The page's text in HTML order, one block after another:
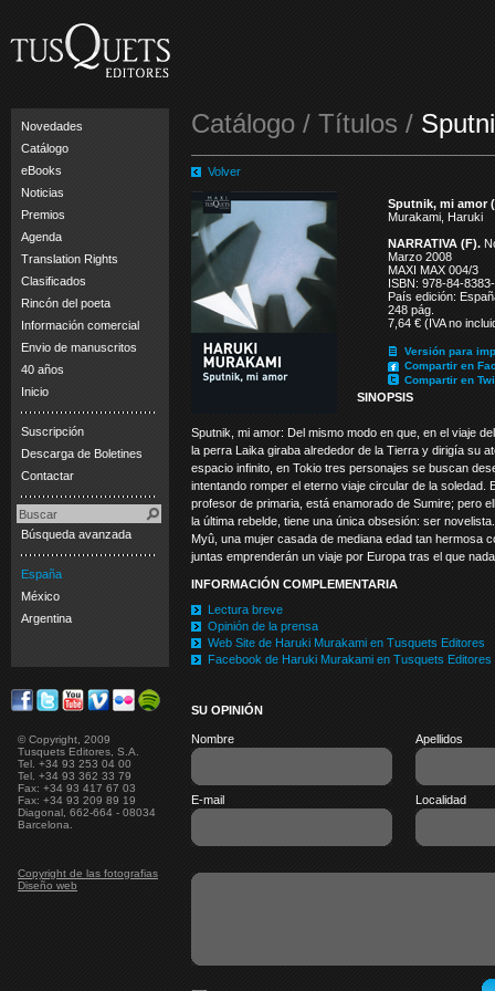
Novedades
Catálogo
eBooks
Noticias
Premios
Agenda
Translation Rights
Clasificados
Rincón del poeta
Información comercial
Envio de manuscritos
40 años
Inicio
Suscripción
Descarga de Boletines
Contactar
Búsqueda avanzada
España
México
Argentina
© Copyright, 2009
Tusquets Editores, S.A.
Tel. +34 93 253 04 00
Tel. +34 93 362 33 79
Fax: +34 93 417 67 03
Fax: +34 93 209 89 19
Diagonal, 662-664 - 08034
Barcelona.
Copyright de las fotografias
Diseño web
Catálogo / Títulos /
Volver
Sputnik, mi amor
Murakami, Haruki
NARRATIVA (F).
Marzo 2008
MAXI MAX 004/3
ISBN: 978-84-
País edición:
248 pág.
7,64 € (IVA no
Versión para
Compartir en
Compartir en
SINOPSIS
Sputnik, mi amor: Del mismo modo en que, en el viaje
la perra Laika giraba alrededor de la Tierra y dirigía su
espacio infinito, en Tokio tres personajes se buscan
intentando romper el eterno viaje circular de la soledad.
profesor de primaria, está enamorado de Sumire; pero
la última rebelde, tiene una única obsesión: ser
Myû, una mujer casada de mediana edad tan hermosa
juntas emprenderán un viaje por Europa tras el que
INFORMACIÓN COMPLEMENTARIA
Lectura breve
Opinión de la prensa
Web Site de Haruki Murakami en Tusquets Editores
Facebook de Haruki Murakami en Tusquets Editores
SU OPINIÓN
Nombre Apellidos
E-mail Localidad